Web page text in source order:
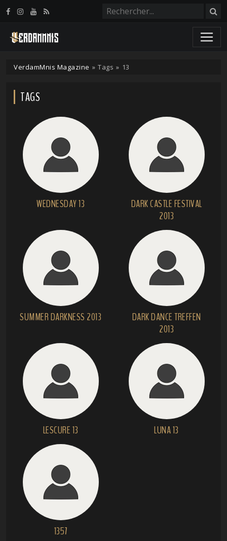
VerdamMnis Magazine » Tags » 13
TAGS
WEDNESDAY 13
DARK CASTLE FESTIVAL
2013
SUMMER DARKNESS 2013
DARK DANCE TREFFEN
2013
LESCURE 13 LUNA 13
1357
Panneau de gestion des cookies